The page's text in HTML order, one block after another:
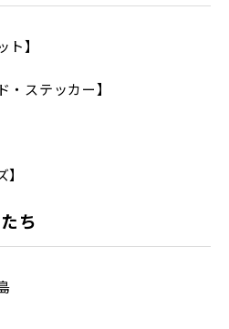
ト】
・ステッカー】
ち